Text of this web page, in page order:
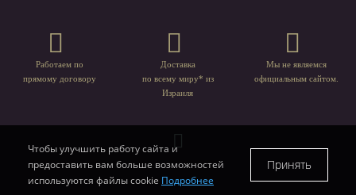
Работаем по
прямому договору
Доставка
по всему миру* из
Израиля
Мы не являемся
официальным сайтом.
Чтобы улучшить работу сайта и
предоставить вам больше возможностей
используются файлы cookie Подробнее
Принять